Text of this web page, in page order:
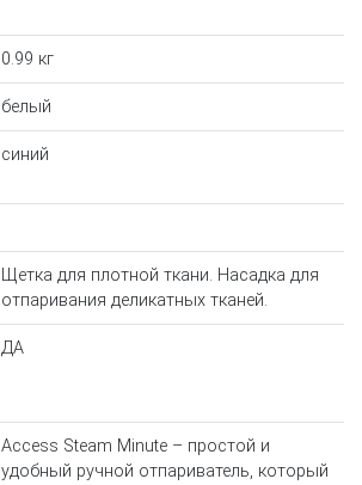
0.99 кг
белый
синий
Щетка для плотной ткани. Насадка для
отпаривания деликатных тканей.
ДА
Access Steam Minute – простой и
удобный ручной отпариватель, который